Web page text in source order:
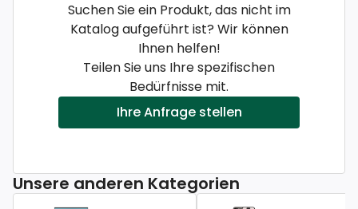
Suchen Sie ein Produkt, das nicht im
Katalog aufgeführt ist? Wir können
Ihnen helfen!
Teilen Sie uns Ihre spezifischen
Bedürfnisse mit.
Ihre Anfrage stellen
Unsere anderen Kategorien